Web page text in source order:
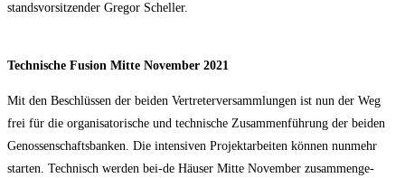
stands­vor­sit­zen­der Gre­gor Scheller.
Tech­ni­sche Fusi­on Mit­te Novem­ber 2021
Mit den Beschlüs­sen der bei­den Ver­tre­ter­ver­samm­lun­gen ist nun der Weg
frei für die orga­ni­sa­to­ri­sche und tech­ni­sche Zusam­men­füh­rung der bei­den
Genos­sen­schafts­ban­ken. Die inten­si­ven Pro­jekt­ar­bei­ten kön­nen nun­mehr
star­ten. Tech­nisch wer­den bei-de Häu­ser Mit­te Novem­ber zusam­men­ge­